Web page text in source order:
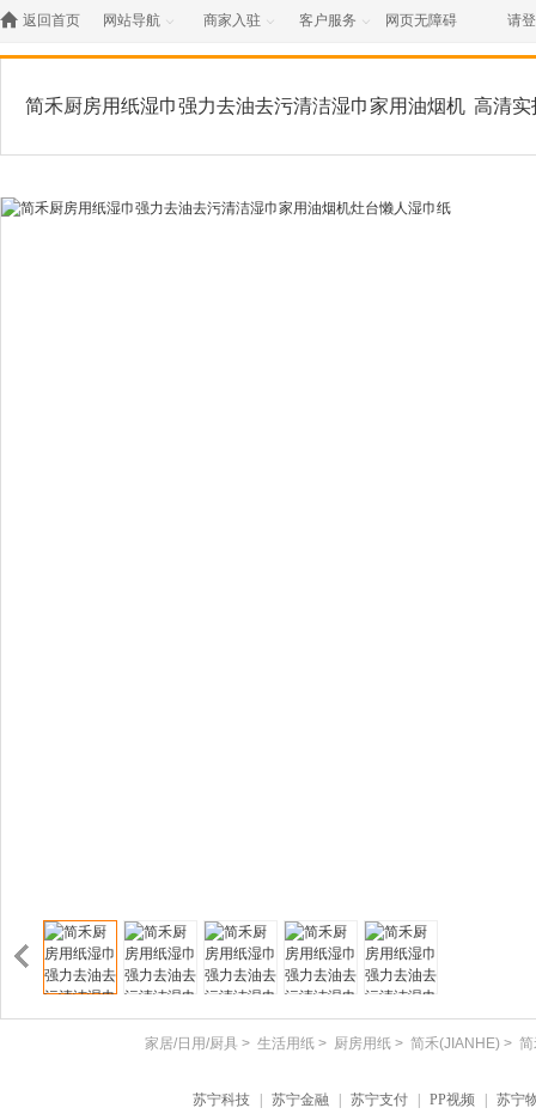
 返回首页 网站导航  商家入驻  客户服务  网页无障碍 请
简禾厨房用纸湿巾强力去油去污清洁湿巾家用油烟机 高清实
家居/日用/厨具 > 生活用纸> 厨房用纸> 简禾(JIANHE) >
苏宁科技 苏宁金融 苏宁支付 PP视频
苏宁